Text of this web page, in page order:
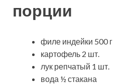
порции
филе индейки 500 г
картофель 2 шт.
лук репчатый 1 шт.
вода ½ стакана